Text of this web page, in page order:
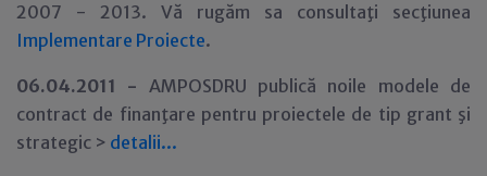
2007 - 2013. Vă rugăm sa consultaţi secţiunea
Implementare Proiecte.
06.04.2011 - AMPOSDRU publică noile modele de
contract de finanţare pentru proiectele de tip grant şi
strategic > detalii...